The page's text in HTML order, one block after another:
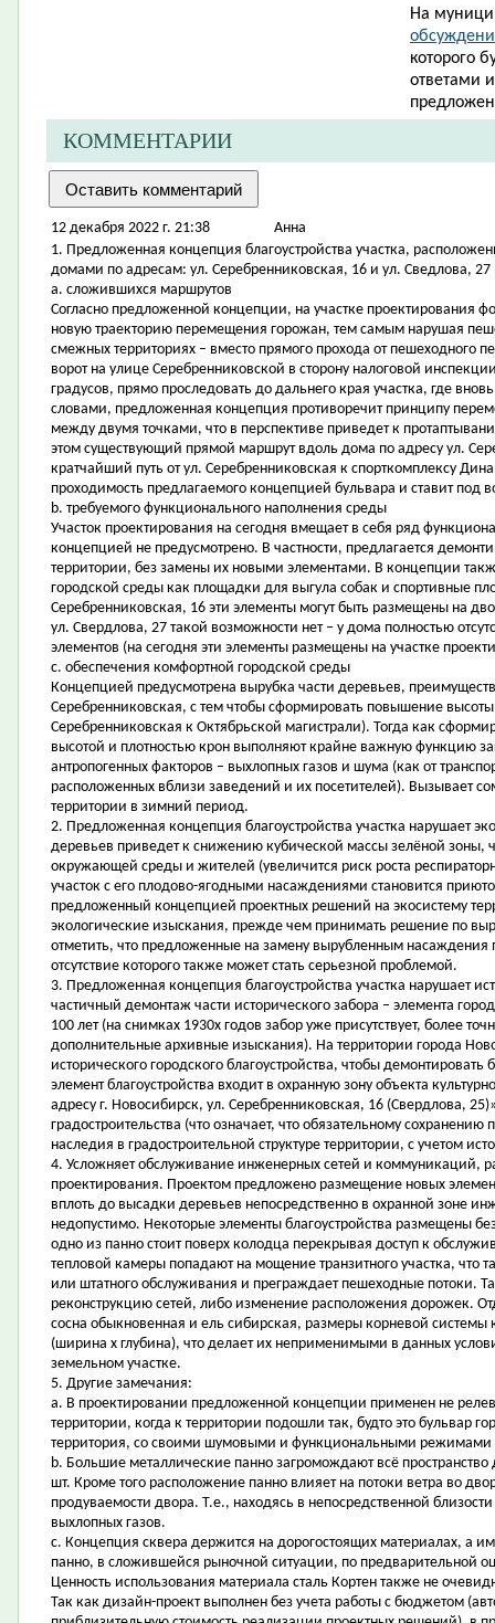
На
которого
ответами
КОММЕНТАРИИ
12 декабря 2022 г. 21:38
Aнна
1. Предложенная концепция благоустройства участка,
домами по адресам: ул. Серебренниковская, 16 и ул. Сведлова, 27
a. сложившихся маршрутов
Согласно предложенной концепции, на участке проектирования
новую траекторию перемещения горожан, тем самым нарушая
смежных территориях – вместо прямого прохода от пешеходного
ворот на улице Серебренниковской в сторону налоговой
градусов, прямо проследовать до дальнего края участка, где
словами, предложенная концепция противоречит принципу
между двумя точками, что в перспективе приведет к
этом существующий прямой маршрут вдоль дома по адресу ул.
кратчайший путь от ул. Серебренниковская к спорткомплексу
проходимость предлагаемого концепцией бульвара и ставит под
b. требуемого функционального наполнения среды
Участок проектирования на сегодня вмещает в себя ряд
концепцией не предусмотрено. В частности, предлагается
территории, без замены их новыми элементами. В концепции
городской среды как площадки для выгула собак и спортивные
Серебренниковская, 16 эти элементы могут быть размещены на
ул. Свердлова, 27 такой возможности нет – у дома полностью
элементов (на сегодня эти элементы размещены на участке
c. обеспечения комфортной городской среды
Концепцией предусмотрена вырубка части деревьев,
Серебренниковская, с тем чтобы сформировать повышение
Серебренниковская к Октябрьской магистрали). Тогда как
высотой и плотностью крон выполняют крайне важную функцию
антропогенных факторов – выхлопных газов и шума (как от
расположенных вблизи заведений и их посетителей). Вызывает
территории в зимний период.
2. Предложенная концепция благоустройства участка нарушает
деревьев приведет к снижению кубической массы зелёной зоны,
окружающей среды и жителей (увеличится риск роста
участок с его плодово-ягодными насаждениями становится
предложенный концепцией проектных решений на экосистему
экологические изыскания, прежде чем принимать решение по
отметить, что предложенные на замену вырубленным
отсутствие которого также может стать серьезной проблемой.
3. Предложенная концепция благоустройства участка нарушает
частичный демонтаж части исторического забора – элемента
100 лет (на снимках 1930х годов забор уже присутствует, более
дополнительные архивные изыскания). На территории города
исторического городского благоустройства, чтобы
элемент благоустройства входит в охранную зону объекта
адресу г. Новосибирск, ул. Серебренниковская, 16 (Свердлова,
градостроительства (что означает, что обязательному
наследия в градостроительной структуре территории, с учетом
4. Усложняет обслуживание инженерных сетей и коммуникаций,
проектирования. Проектом предложено размещение новых
вплоть до высадки деревьев непосредственно в охранной зоне
недопустимо. Некоторые элементы благоустройства размещены
одно из панно стоит поверх колодца перекрывая доступ к
тепловой камеры попадают на мощение транзитного участка, что
или штатного обслуживания и преграждает пешеходные потоки.
реконструкцию сетей, либо изменение расположения дорожек.
сосна обыкновенная и ель сибирская, размеры корневой
(ширина х глубина), что делает их неприменимыми в данных
земельном участке.
5. Другие замечания:
a. В проектировании предложенной концепции применен не
территории, когда к территории подошли так, будто это бульвар
территория, со своими шумовыми и функциональными режимами
b. Большие металлические панно загромождают всё
шт. Кроме того расположение панно влияет на потоки ветра во
продуваемости двора. Т.е., находясь в непосредственной
выхлопных газов.
c. Концепция сквера держится на дорогостоящих материалах, а
панно, в сложившейся рыночной ситуации, по предварительной
Ценность использования материала сталь Кортен также не
Так как дизайн-проект выполнен без учета работы с бюджетом